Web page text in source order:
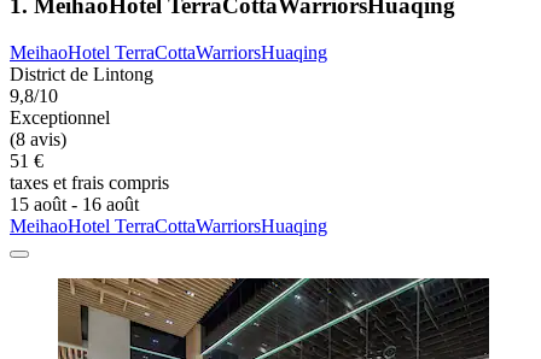
1. MeihaoHotel TerraCottaWarriorsHuaqing
MeihaoHotel TerraCottaWarriorsHuaqing
District de Lintong
9,8/10
Exceptionnel
(8 avis)
51 €
taxes et frais compris
15 août - 16 août
MeihaoHotel TerraCottaWarriorsHuaqing